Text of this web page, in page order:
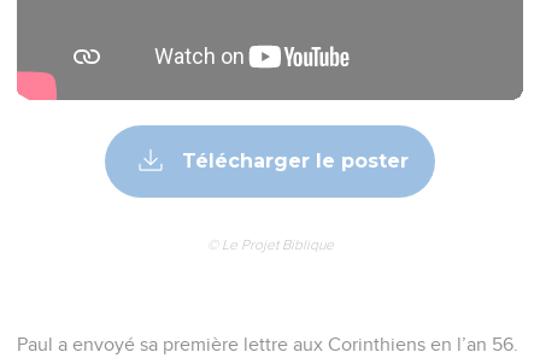
Télécharger le poster
© Le Projet Biblique
Paul a envoyé sa première lettre aux Corinthiens en l’an 56.